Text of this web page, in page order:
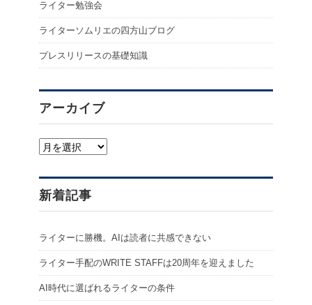
ライター勉強会
ライターソムリエの四方山ブログ
プレスリリースの基礎知識
アーカイブ
ア
カ
イ
ブ
新着記事
ライターに勝機。AIは読者に共感できない
ライター手配のWRITE STAFFは20周年を迎えました
AI時代に選ばれるライターの条件